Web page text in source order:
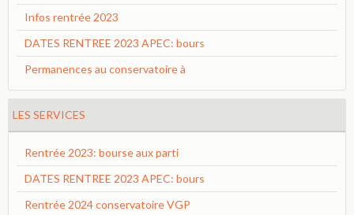
Infos rentrée 2023
DATES RENTREE 2023 APEC: bours
Permanences au conservatoire à
LES SERVICES
Rentrée 2023: bourse aux parti
DATES RENTREE 2023 APEC: bours
Rentrée 2024 conservatoire VGP